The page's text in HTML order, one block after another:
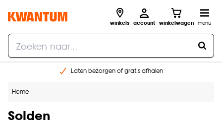
winkels account winkelwagen menu
Laten bezorgen of gratis afhalen
Home
Solden